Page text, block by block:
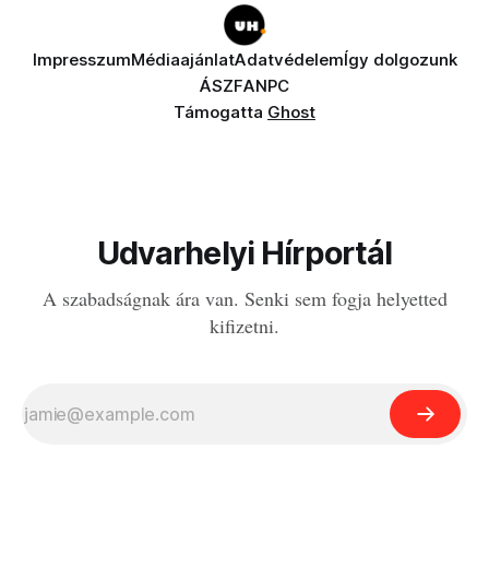
ImpresszumMédiaajánlatAdatvédelemÍgy dolgozunk
ÁSZFANPC
Támogatta Ghost
Udvarhelyi Hírportál
A szabadságnak ára van. Senki sem fogja helyetted
kifizetni.